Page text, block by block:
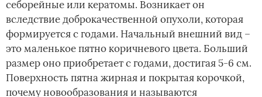
себорейные или кератомы. Возникает он
вследствие доброкачественной опухоли, которая
формируется с годами. Начальный внешний вид –
это маленькое пятно коричневого цвета. Больший
размер оно приобретает с годами, достигая 5-6 см.
Поверхность пятна жирная и покрытая корочкой,
почему новообразования и называются